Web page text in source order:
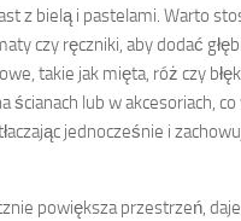
z bielą i pastelami. Warto
czy ręczniki, aby dodać
takie jak mięta, róż czy
ścianach lub w akcesoriach,
jednocześnie i
powiększa przestrzeń,